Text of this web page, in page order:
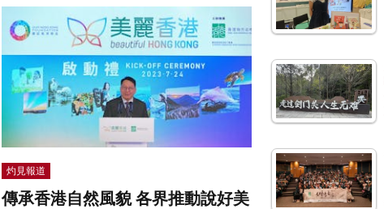
灼見報道
傳承香港自然風貌 各界推動說好美